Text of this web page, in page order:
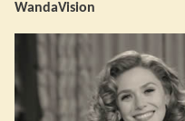
WandaVision